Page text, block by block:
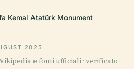
Kemal Atatürk Monument
2025
e fonti ufficiali · verificato ·